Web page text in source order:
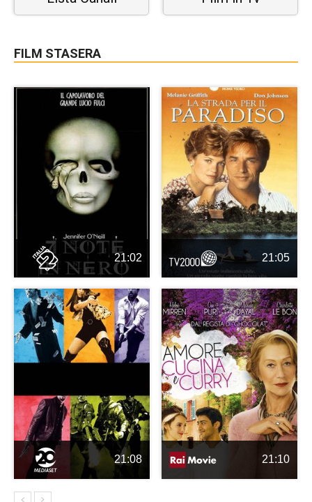
FILM STASERA
21:02 21:05
21:08 21:10